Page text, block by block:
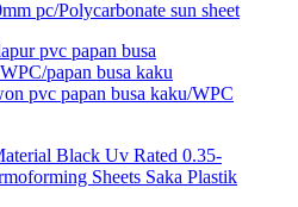
pc/Polycarbonate sun sheet
pvc papan busa kaku/WPC